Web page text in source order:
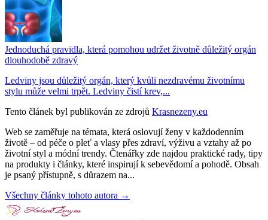
Jednoduchá pravidla, která pomohou udržet životně důležitý orgán
dlouhodobě zdravý
Ledviny jsou důležitý orgán, který kvůli nezdravému životnímu
stylu může velmi trpět. Ledviny čistí krev,...
Tento článek byl publikován ze zdrojů Krasnezeny.eu
Web se zaměřuje na témata, která oslovují ženy v každodenním
životě – od péče o pleť a vlasy přes zdraví, výživu a vztahy až po
životní styl a módní trendy. Čtenářky zde najdou praktické rady, tipy
na produkty i články, které inspirují k sebevědomí a pohodě. Obsah
je psaný přístupně, s důrazem na...
Všechny články tohoto autora →